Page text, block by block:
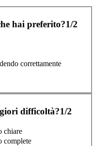
hai preferito?1/2
correttamente
difficoltà?1/2
chiare
complete